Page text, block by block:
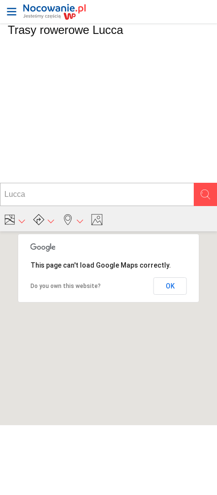
Trasy rowerowe Lucca
This page can't load Google Maps correctly.
Do you own this website? OK